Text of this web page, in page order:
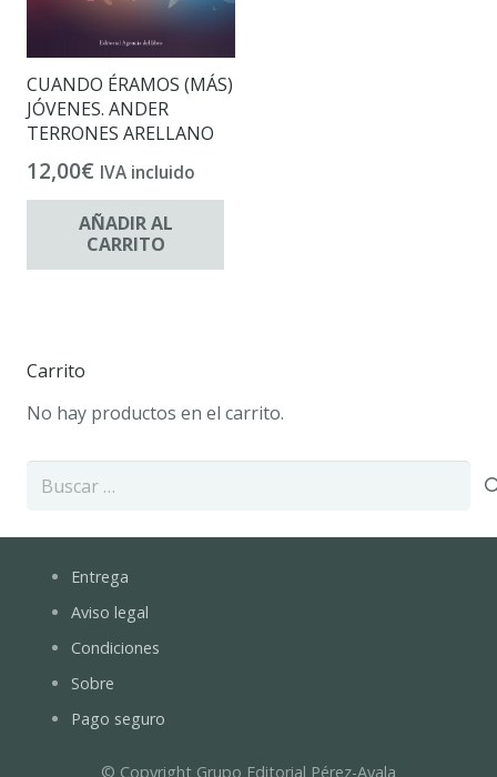
CUANDO ÉRAMOS (MÁS)
JÓVENES. ANDER
TERRONES ARELLANO
12,00€ IVA incluido
AÑADIR AL
CARRITO
Carrito
No hay productos en el carrito.
Entrega
Aviso legal
Condiciones
Sobre
Pago seguro
© Copyright Grupo Editorial Pérez-Ayala